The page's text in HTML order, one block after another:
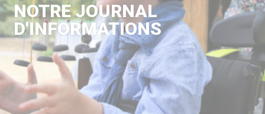
NOTRE JOURNAL
D'INFORMATIONS